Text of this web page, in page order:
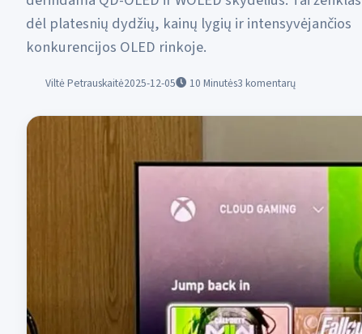
dėl platesnių dydžių, kainų lygių ir intensyvėjančios
konkurencijos OLED rinkoje.
Viltė Petrauskaitė2025-12-05 10 Minutės3 komentarų